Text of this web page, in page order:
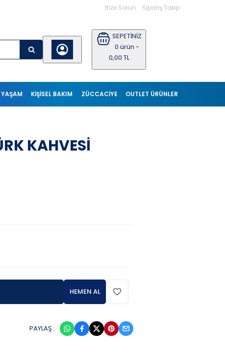
Bize Sorun Sipariş Takip
SEPETİNİZ
0 ürün -
0,00 TL
OUTLET ÜRÜNLER
ZÜCCACİYE
KIŞISEL BAKIM
KAHVESİ
HEMEN AL
PAYLAŞ :